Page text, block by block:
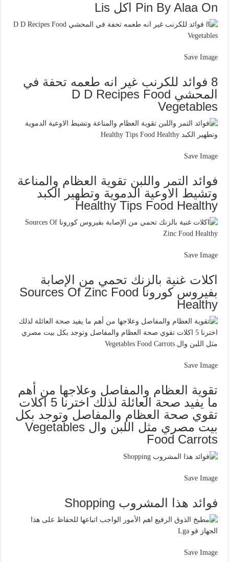
Pin By Alaa On اكل Lis
Save Image
8 فوائد للكرنب غير انه طعمه تحفة في
المحشي D D Recipes Food
Vegetables
Save Image
فوائد التمر واللبن تقوية العظام والمناعة
وتشيط الاوعية الدموية وتطهير الكبد
Healthy Tips Food Healthy
Save Image
اكلات غنية بالزنك تحمي من الإصابة
بفيروس كورونا Sources Of Zinc Food
Healthy
Save Image
تقوية العظام والمفاصل وعلاجها من أهم
ما يفيد صحة العائلة لذلك اخترنا 5 اكلات
تقوي صحة العظام والمفاصل وتوجد بكل
بيت مصري مثل اللبن وال Vegetables
Food Carrots
Save Image
فوائد هذا المشروب Shopping
Save Image